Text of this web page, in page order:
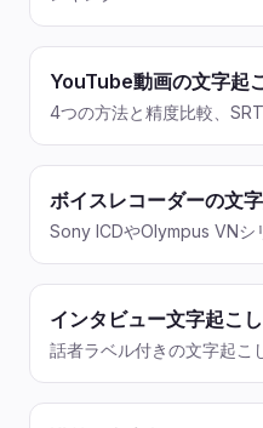
YouTube動画の文字起
4つの方法と精度比較、
ボイスレコーダーの文
Sony ICDやOlympus VNシ
インタビュー文字起こし
話者ラベル付きの文字起こ